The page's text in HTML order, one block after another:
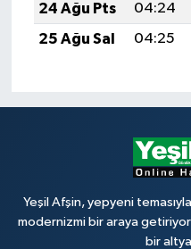
24 Ağu Pts
04:24
25 Ağu Sal
04:25
Yeşil Afşin, yepyeni
modernizmi bir araya
bir